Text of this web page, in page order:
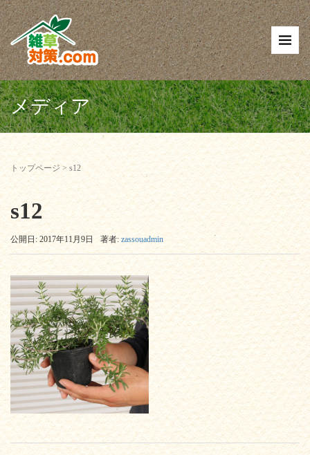
メディア
トップページ> s12
s12
公開日: 2017年11月9日 著者: zassouadmin